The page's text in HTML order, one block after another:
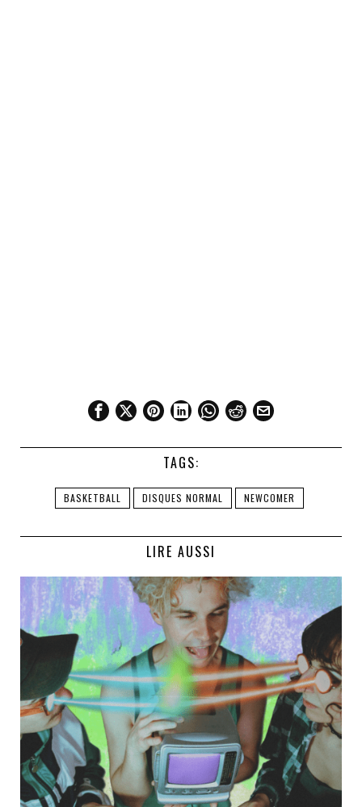
TAGS:
BASKETBALL DISQUES NORMAL NEWCOMER
LIRE AUSSI